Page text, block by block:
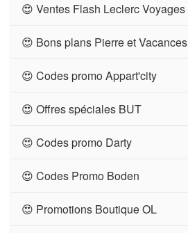
😍 Ventes Flash Leclerc Voyages
😍 Bons plans Pierre et Vacances
😍 Codes promo Appart'city
😍 Offres spéciales BUT
😍 Codes promo Darty
😍 Codes Promo Boden
😍 Promotions Boutique OL